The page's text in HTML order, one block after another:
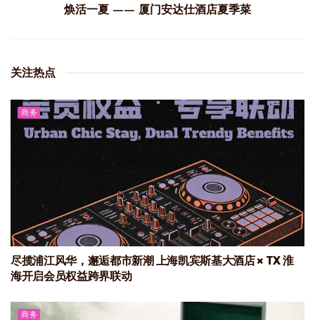
焕活一夏 —— 厦门安达仕酒店夏季菜
关注热点
商务
尽揽浦江风华，邂逅都市新潮 上海凯宾斯基大酒店 × TX 淮
海开启会员权益跨界联动
商务